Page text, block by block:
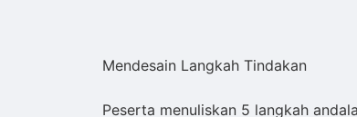
Mendesain Langkah Tindakan
Peserta menuliskan 5 langkah